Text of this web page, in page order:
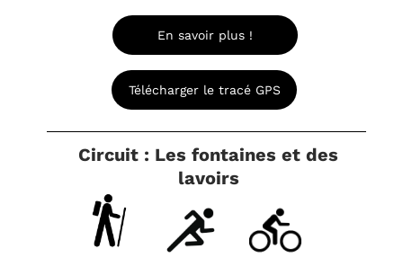
Télécharger le tracé GPS
En savoir plus !
Circuit : Les fontaines et des
lavoirs